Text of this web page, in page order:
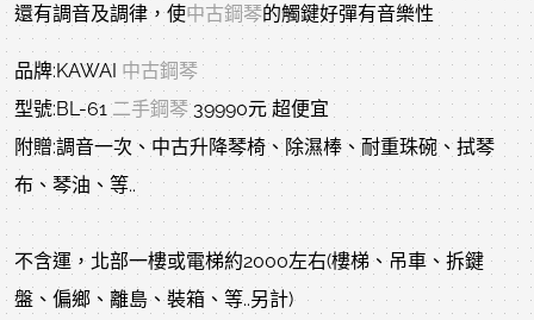
還有調音及調律，使中古鋼琴的觸鍵好彈有音樂性
品牌:KAWAI 中古鋼琴
型號:BL-61二手鋼琴39990元 超便宜
附贈:調音一次、中古升降琴椅、除濕棒、耐重珠碗、拭琴
布、琴油、等..
不含運，北部一樓或電梯約2000左右(樓梯、吊車、拆鍵
盤、偏鄉、離島、裝箱、等..另計)